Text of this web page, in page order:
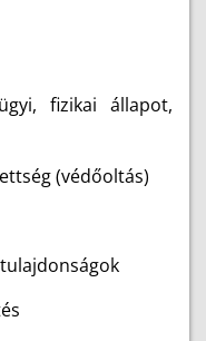
állapot,
(védőoltás)